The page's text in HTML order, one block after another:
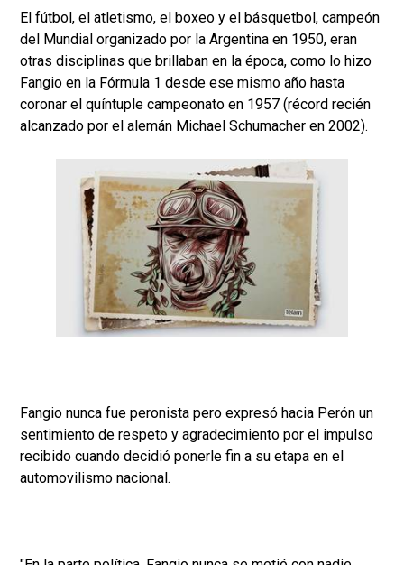
El fútbol, el atletismo, el boxeo y el básquetbol, campeón
del Mundial organizado por la Argentina en 1950, eran
otras disciplinas que brillaban en la época, como lo hizo
Fangio en la Fórmula 1 desde ese mismo año hasta
coronar el quíntuple campeonato en 1957 (récord recién
alcanzado por el alemán Michael Schumacher en 2002).
Fangio nunca fue peronista pero expresó hacia Perón un
sentimiento de respeto y agradecimiento por el impulso
recibido cuando decidió ponerle fin a su etapa en el
automovilismo nacional.